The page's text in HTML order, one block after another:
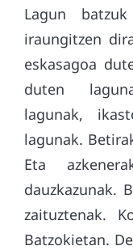
Lagun
iraungitzen
eskasagoa
duten
lagunak,
lagunak.
Eta
dauzkazunak.
zaituztenak.
Batzokietan.